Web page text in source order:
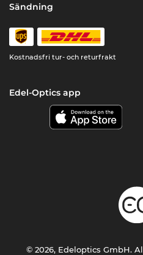
Sändning
Kostnadsfri tur- och returfrakt
Edel-Optics app
© 2026, Edeloptics GmbH.